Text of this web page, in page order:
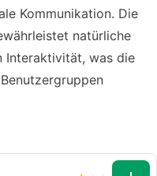
Kommunikation. Die
natürliche
Interaktivität, was die